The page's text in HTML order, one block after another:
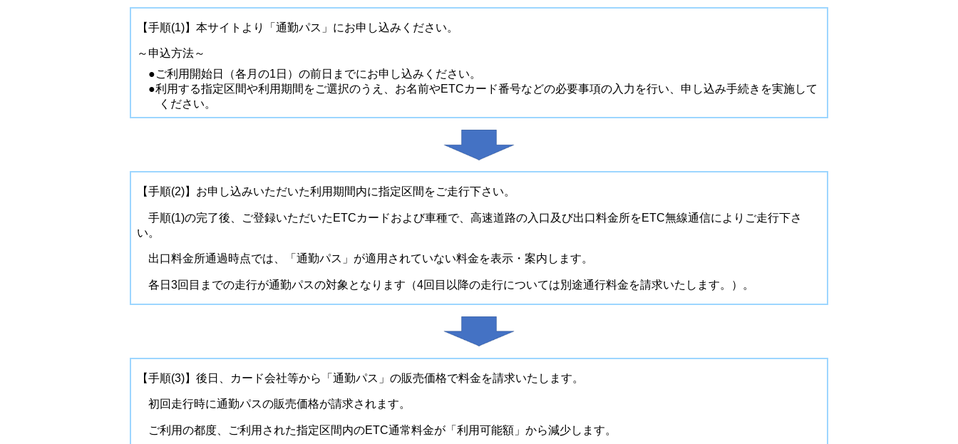
【手順(1)】本サイトより「通勤パス」にお申し込みください。
～申込方法～
●ご利用開始日（各月の1日）の前日までにお申し込みください。
●利用する指定区間や利用期間をご選択のうえ、お名前やETCカード番号などの必要事項の入力を行い、申し込み手続きを実施して
ください。
【手順(2)】お申し込みいただいた利用期間内に指定区間をご走行下さい。
手順(1)の完了後、ご登録いただいたETCカードおよび車種で、高速道路の入口及び出口料金所をETC無線通信によりご走行下さ
い。
出口料金所通過時点では、「通勤パス」が適用されていない料金を表示・案内します。
各日3回目までの走行が通勤パスの対象となります（4回目以降の走行については別途通行料金を請求いたします。）。
【手順(3)】後日、カード会社等から「通勤パス」の販売価格で料金を請求いたします。
初回走行時に通勤パスの販売価格が請求されます。
ご利用の都度、ご利用された指定区間内のETC通常料金が「利用可能額」から減少します。